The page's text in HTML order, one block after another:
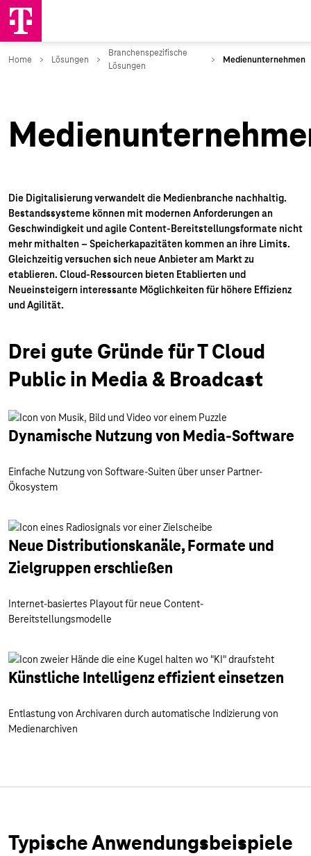
Die Digitalisierung verwandelt die Medienbranche nachhaltig.
Bestandssysteme können mit modernen Anforderungen an
Geschwindigkeit und agile Content-Bereitstellungsformate nicht
mehr mithalten – Speicherkapazitäten kommen an ihre Limits.
Gleichzeitig versuchen sich neue Anbieter am Markt zu
etablieren. Cloud-Ressourcen bieten Etablierten und
Neueinsteigern interessante Möglichkeiten für höhere Effizienz
und Agilität.
Drei gute Gründe für T Cloud
Public in Media & Broadcast
Dynamische Nutzung von Media-Software
Einfache Nutzung von Software-Suiten über unser Partner-
Ökosystem
Neue Distributionskanäle, Formate und
Zielgruppen erschließen
Internet-basiertes Playout für neue Content-
Bereitstellungsmodelle
Künstliche Intelligenz effizient einsetzen
Entlastung von Archivaren durch automatische Indizierung von
Medienarchiven
Typische Anwendungsbeispiele